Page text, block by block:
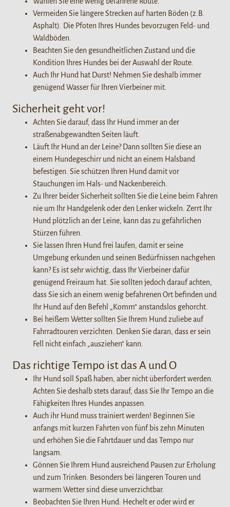
Vermeiden Sie längere Strecken auf harten Böden (z.B.
Asphalt). Die Pfoten Ihres Hundes bevorzugen Feld- und
Waldböden.
Beachten Sie den gesundheitlichen Zustand und die
Kondition Ihres Hundes bei der Auswahl der Route.
Auch Ihr Hund hat Durst! Nehmen Sie deshalb immer
genügend Wasser für Ihren Vierbeiner mit.
Sicherheit geht vor!
Achten Sie darauf, dass Ihr Hund immer an der
straßenabgewandten Seiten läuft.
Läuft Ihr Hund an der Leine? Dann sollten Sie diese an
einem Hundegeschirr und nicht an einem Halsband
befestigen. Sie schützen Ihren Hund damit vor
Stauchungen im Hals- und Nackenbereich.
Zu Ihrer beider Sicherheit sollten Sie die Leine beim Fahren
nie um Ihr Handgelenk oder den Lenker wickeln. Zerrt Ihr
Hund plötzlich an der Leine, kann das zu gefährlichen
Stürzen führen.
Sie lassen Ihren Hund frei laufen, damit er seine
Umgebung erkunden und seinen Bedürfnissen nachgehen
kann? Es ist sehr wichtig, dass Ihr Vierbeiner dafür
genügend Freiraum hat. Sie sollten jedoch darauf achten,
dass Sie sich an einem wenig befahrenen Ort befinden und
Ihr Hund auf den Befehl „Komm“ anstandslos gehorcht.
Bei heißem Wetter sollten Sie Ihrem Hund zuliebe auf
Fahrradtouren verzichten. Denken Sie daran, dass er sein
Fell nicht einfach „ausziehen“ kann.
Das richtige Tempo ist das A und O
Ihr Hund soll Spaß haben, aber nicht überfordert werden.
Achten Sie deshalb stets darauf, dass Sie Ihr Tempo an die
Fähigkeiten Ihres Hundes anpassen.
Auch ihr Hund muss trainiert werden! Beginnen Sie
anfangs mit kurzen Fahrten von fünf bis zehn Minuten
und erhöhen Sie die Fahrtdauer und das Tempo nur
langsam.
Gönnen Sie Ihrem Hund ausreichend Pausen zur Erholung
und zum Trinken. Besonders bei längeren Touren und
warmem Wetter sind diese unverzichtbar.
Beobachten Sie Ihren Hund: Hechelt er oder wird er